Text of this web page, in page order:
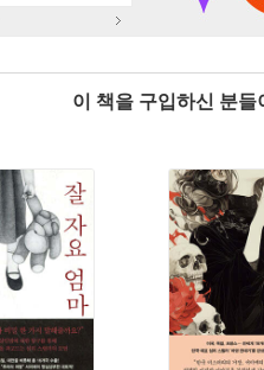
이 책을 구입하신 분